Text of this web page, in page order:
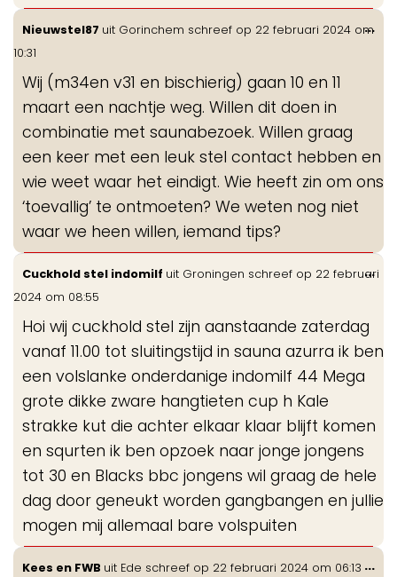
Nieuwstel87 uit Gorinchem schreef op 22 februari 2024 om
10:31
Wij (m34en v31 en bischierig) gaan 10 en 11
maart een nachtje weg. Willen dit doen in
combinatie met saunabezoek. Willen graag
een keer met een leuk stel contact hebben en
wie weet waar het eindigt. Wie heeft zin om ons
‘toevallig’ te ontmoeten? We weten nog niet
waar we heen willen, iemand tips?
...
Cuckhold stel indomilf uit Groningen schreef op 22 februari
2024 om 08:55
Hoi wij cuckhold stel zijn aanstaande zaterdag
vanaf 11.00 tot sluitingstijd in sauna azurra ik ben
een volslanke onderdanige indomilf 44 Mega
grote dikke zware hangtieten cup h Kale
strakke kut die achter elkaar klaar blijft komen
en squrten ik ben opzoek naar jonge jongens
tot 30 en Blacks bbc jongens wil graag de hele
dag door geneukt worden gangbangen en jullie
mogen mij allemaal bare volspuiten
...
Kees en FWB uit Ede schreef op 22 februari 2024 om 06:13 ...